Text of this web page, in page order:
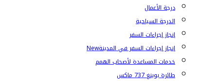
درجة الأعمال
الدرجة السياحية
إنجاز إجراءات السفر
إنجاز إجراءات السفر في المدينةNew
خدمات المساعدة لأصحاب الهمم
طائرة بوينغ 737 ماكس